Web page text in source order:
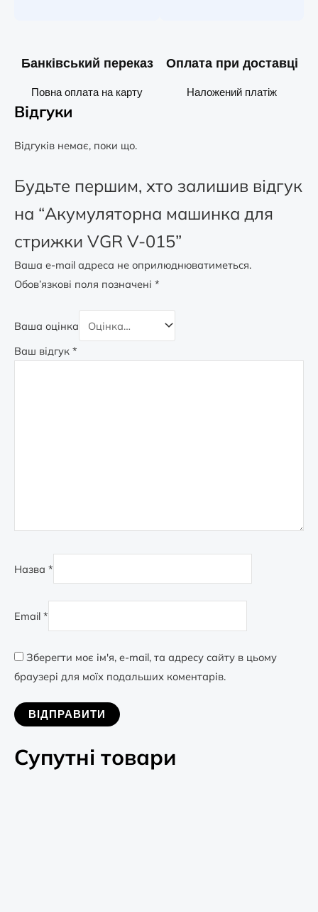
Банківський переказ
Повна оплата на карту
Оплата при доставці
Наложений платіж
Відгуки
Відгуків немає, поки що.
Будьте першим, хто залишив відгук
на “Акумуляторна машинка для
стрижки VGR V-015”
Ваша e-mail адреса не оприлюднюватиметься.
Обов’язкові поля позначені *
Ваша оцінка
Ваш відгук *
Назва *
Email *
Зберегти моє ім'я, e-mail, та адресу сайту в цьому
браузері для моїх подальших коментарів.
Супутні товари